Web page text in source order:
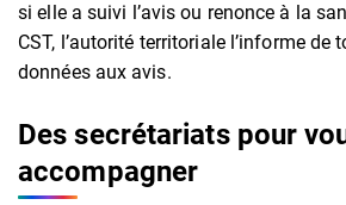
si elle a suivi l’avis ou renonce à la
CST, l’autorité territoriale l’informe de
données aux avis.
Des secrétariats pour
accompagner